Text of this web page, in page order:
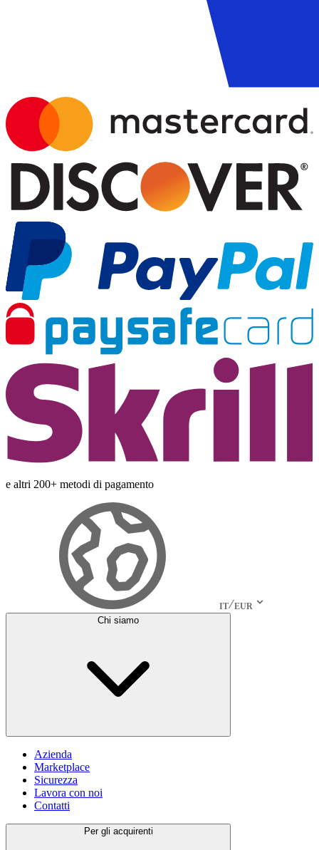
e altri 200+ metodi di pagamento
IT EUR
Chi siamo
Azienda
Marketplace
Sicurezza
Lavora con noi
Contatti
Per gli acquirenti